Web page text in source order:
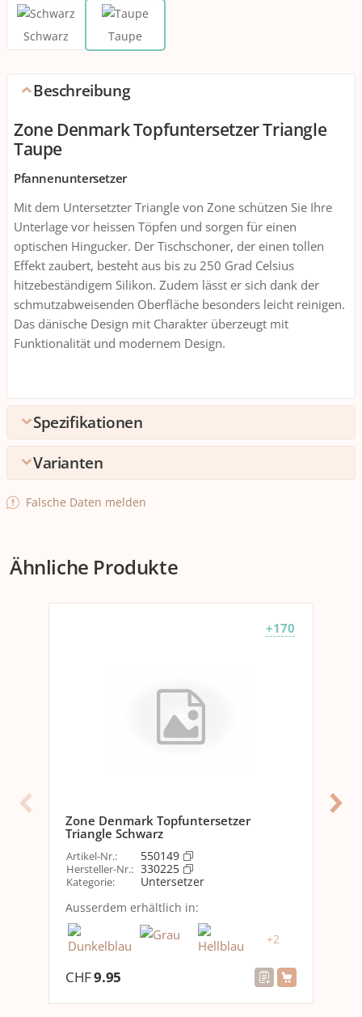
Schwarz Taupe
Beschreibung
Zone Denmark Topfuntersetzer Triangle
Taupe
Pfannenuntersetzer
Mit dem Untersetzter Triangle von Zone schützen Sie Ihre
Unterlage vor heissen Töpfen und sorgen für einen
optischen Hingucker. Der Tischschoner, der einen tollen
Effekt zaubert, besteht aus bis zu 250 Grad Celsius
hitzebeständigem Silikon. Zudem lässt er sich dank der
schmutzabweisenden Oberfläche besonders leicht reinigen.
Das dänische Design mit Charakter überzeugt mit
Funktionalität und modernem Design.
Spezifikationen
Umpack
n
Anwendung
Anwendungsbereich
Pfanne
Nein
1 Stück
Zusammenklappbar
Detailfarbe
Taupe
Abmessungen
16 cm
Varianten
+22
Falsche Daten melden
Ähnliche Produkte
+170
Zone Denmark Topfuntersetzer
Triangle Schwarz
Artikel-Nr.: 550149
Hersteller-Nr.: 330225
Kategorie:
Untersetzer
Ausserdem erhältlich in:
+2
CHF9.95